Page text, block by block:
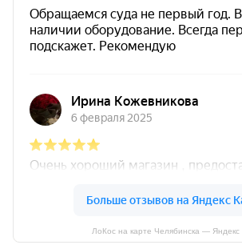
ЛоКос на карте Челябинска — Яндекс